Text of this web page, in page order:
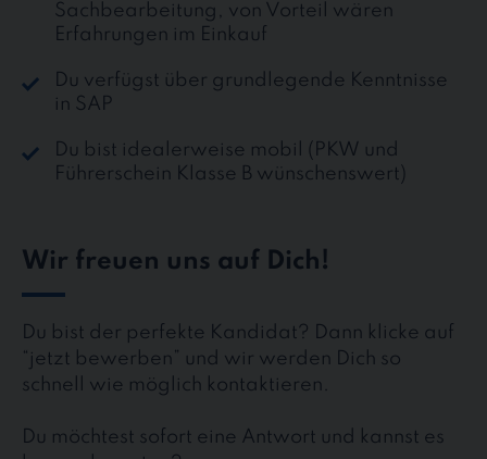
Sachbearbeitung, von Vorteil wären
Erfahrungen im Einkauf
Du verfügst über grundlegende Kenntnisse
in SAP
Du bist idealerweise mobil (PKW und
Führerschein Klasse B wünschenswert)
Wir freuen uns auf Dich!
Du bist der perfekte Kandidat? Dann klicke auf
“jetzt bewerben” und wir werden Dich so
schnell wie möglich kontaktieren.
Du möchtest sofort eine Antwort und kannst es